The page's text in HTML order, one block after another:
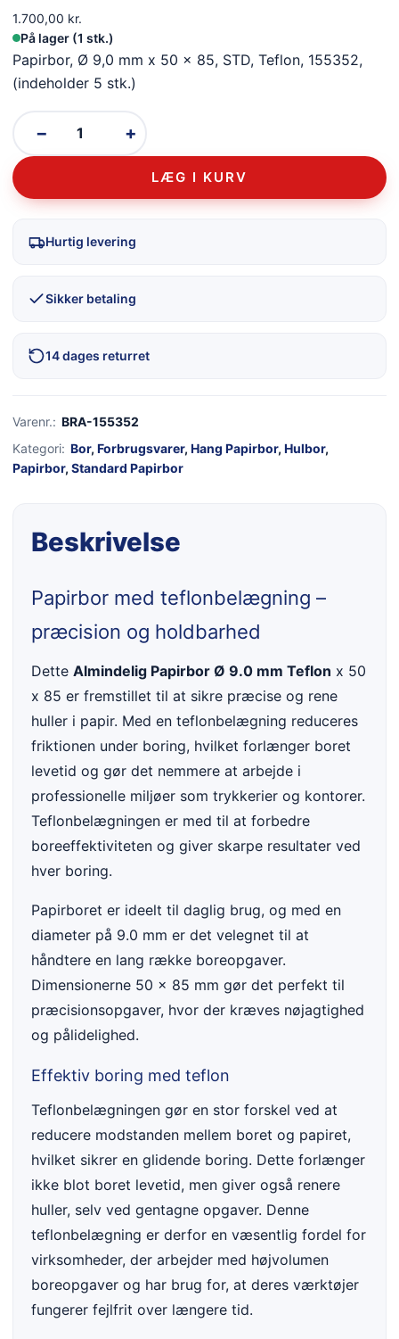
1.700,00 kr.
På lager (1 stk.)
Papirbor, Ø 9,0 mm x 50 x 85, STD, Teflon, 155352,
(indeholder 5 stk.)
− +
LÆG I KURV
Hurtig levering
Sikker betaling
14 dages returret
Varenr.: BRA-155352
Kategori: Bor, Forbrugsvarer, Hang Papirbor, Hulbor,
Papirbor, Standard Papirbor
Beskrivelse
Papirbor med teflonbelægning –
præcision og holdbarhed
Dette Almindelig Papirbor Ø 9.0 mm Teflon x 50
x 85 er fremstillet til at sikre præcise og rene
huller i papir. Med en teflonbelægning reduceres
friktionen under boring, hvilket forlænger boret
levetid og gør det nemmere at arbejde i
professionelle miljøer som trykkerier og kontorer.
Teflonbelægningen er med til at forbedre
boreeffektiviteten og giver skarpe resultater ved
hver boring.
Papirboret er ideelt til daglig brug, og med en
diameter på 9.0 mm er det velegnet til at
håndtere en lang række boreopgaver.
Dimensionerne 50 x 85 mm gør det perfekt til
præcisionsopgaver, hvor der kræves nøjagtighed
og pålidelighed.
Effektiv boring med teflon
Teflonbelægningen gør en stor forskel ved at
reducere modstanden mellem boret og papiret,
hvilket sikrer en glidende boring. Dette forlænger
ikke blot boret levetid, men giver også renere
huller, selv ved gentagne opgaver. Denne
teflonbelægning er derfor en væsentlig fordel for
virksomheder, der arbejder med højvolumen
boreopgaver og har brug for, at deres værktøjer
fungerer fejlfrit over længere tid.